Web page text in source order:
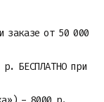
заказе от 50 000
БЕСПЛАТНО при